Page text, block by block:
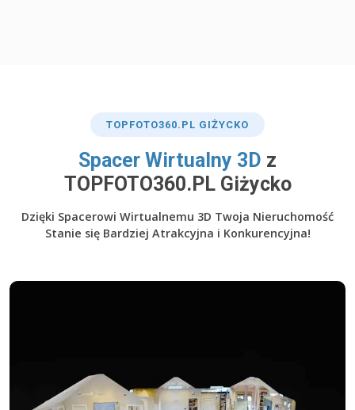
TOP FOTO360.PL GIŻYCKO
​Spacer Wirtualny 3D z
TOPFOTO360.PL Giżycko
Dzięki Spacerowi Wirtualnemu 3D Twoja Nieruchomość
Stanie się Bardziej Atrakcyjna i Konkurencyjna!